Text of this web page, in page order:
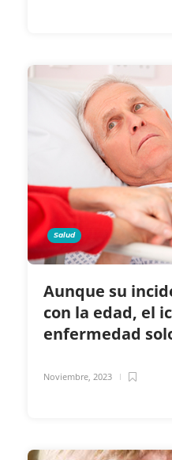
Salud
Aunque su
con la edad, el
enfermedad
Noviembre, 2023